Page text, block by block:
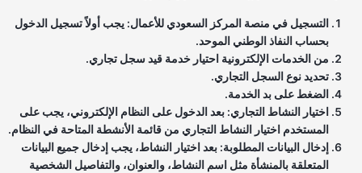
التسجيل في منصة المركز السعودي للأعمال: يجب أولاً تسجيل الدخول
بحساب النفاذ الوطني الموحد.
من الخدمات الإلكترونية احتيار خدمة قيد سجل تجاري.
تحديد نوع السجل التجاري.
الضغط على بد الخدمة.
اختيار النشاط التجاري: بعد الدخول على النظام الإلكتروني، يجب على
المستخدم اختيار النشاط التجاري من قائمة الأنشطة المتاحة في النظام.
إدخال البيانات المطلوبة: بعد اختيار النشاط، يجب إدخال جميع البيانات
المتعلقة بالمنشأة مثل اسم النشاط، والعنوان، والتفاصيل الشخصية